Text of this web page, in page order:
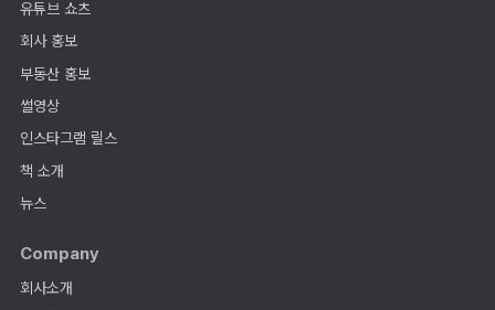
유튜브 쇼츠
회사 홍보
부동산 홍보
썰영상
인스타그램 릴스
책 소개
뉴스
Company
회사소개